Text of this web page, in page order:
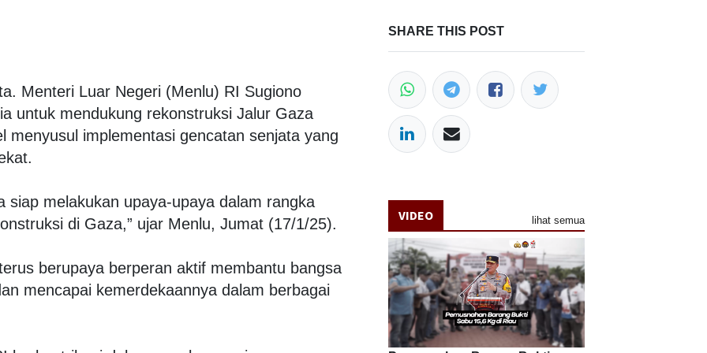
Menteri Luar Negeri (Menlu) RI Sugiono
untuk mendukung rekonstruksi Jalur Gaza
menyusul implementasi gencatan senjata yang
siap melakukan upaya-upaya dalam rangka
di Gaza,” ujar Menlu, Jumat (17/1/25).
berupaya berperan aktif membantu bangsa
mencapai kemerdekaannya dalam berbagai
SHARE THIS POST
VIDEO lihat semua